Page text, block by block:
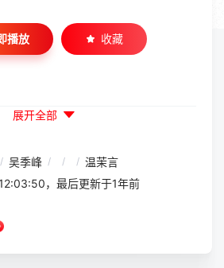
播放 收藏
展开全部
/ 吴季峰 / / / 温茉言
，最后更新于1年前